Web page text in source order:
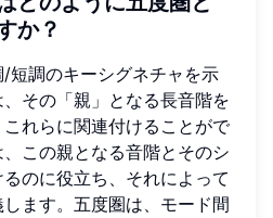
か？
短調のキーシグネチャを示
その「親」となる長音階を
れらに関連付けることがで
この親となる音階とそのシ
のに役立ち、それによって
ます。五度圏は、モード間